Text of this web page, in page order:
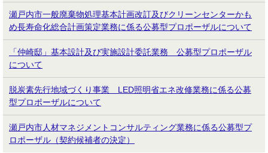
瀬戸内市一般廃棄物処理基本計画改訂及びクリーンセンターかも
め長寿命化総合計画策定業務に係る公募型プロポーザルについて
「仲崎邸」基本設計及び実施設計委託業務 公募型プロポーザル
について
脱炭素先行地域づくり事業 LED照明省エネ改修業務に係る公募
型プロポーザルについて
瀬戸内市人材マネジメントコンサルティング業務に係る公募型プ
ロポーザル（契約候補者の決定）